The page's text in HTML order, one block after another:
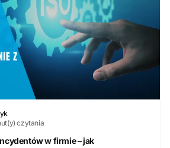
czytania
w firmie – jak